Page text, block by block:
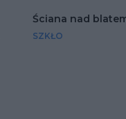
Ściana nad
SZKŁO